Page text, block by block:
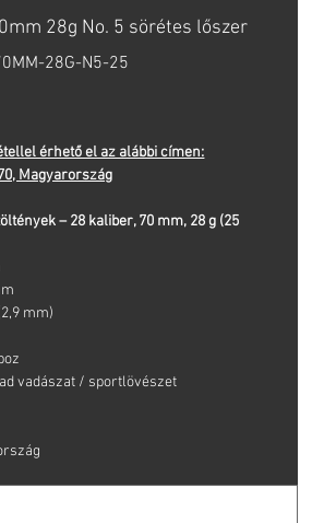
28g No. 5 sörétes lőszer
28G-N5-25
érhető el az alábbi címen:
Magyarország
– 28 kaliber, 70 mm, 28 g (25
mm)
vadászat / sportlövészet